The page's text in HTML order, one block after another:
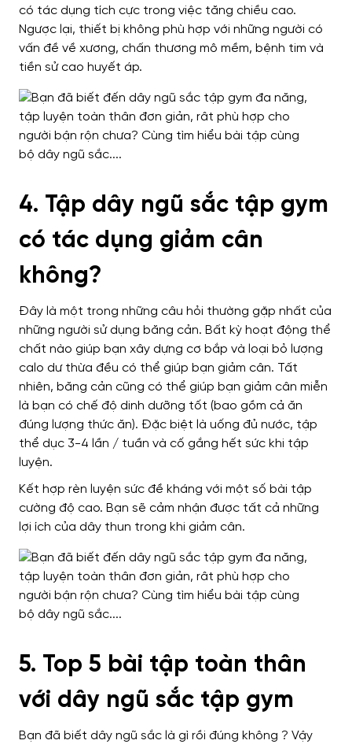
có tác dụng tích cực trong việc tăng chiều cao.
Ngược lại, thiết bị không phù hợp với những người có
vấn đề về xương, chấn thương mô mềm, bệnh tim và
tiền sử cao huyết áp.
4. Tập dây ngũ sắc tập gym
có tác dụng giảm cân
không?
Đây là một trong những câu hỏi thường gặp nhất của
những người sử dụng băng cản. Bất kỳ hoạt động thể
chất nào giúp bạn xây dựng cơ bắp và loại bỏ lượng
calo dư thừa đều có thể giúp bạn giảm cân. Tất
nhiên, băng cản cũng có thể giúp bạn giảm cân miễn
là bạn có chế độ dinh dưỡng tốt (bao gồm cả ăn
đúng lượng thức ăn). Đặc biệt là uống đủ nước, tập
thể dục 3-4 lần / tuần và cố gắng hết sức khi tập
luyện.
Kết hợp rèn luyện sức đề kháng với một số bài tập
cường độ cao. Bạn sẽ cảm nhận được tất cả những
lợi ích của dây thun trong khi giảm cân.
5. Top 5 bài tập toàn thân
với dây ngũ sắc tập gym
Bạn đã biết dây ngũ sắc là gì rồi đúng không ? Vậy